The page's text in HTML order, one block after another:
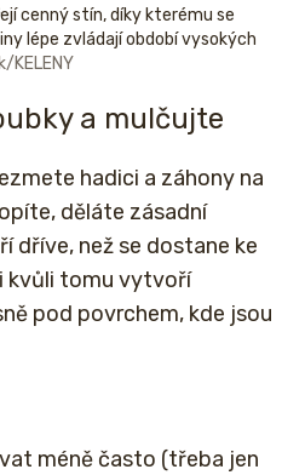
cenný stín, díky kterému se
lépe zvládají období vysokých
a mulčujte
hadici a záhony na
děláte zásadní
dříve, než se dostane ke
kvůli tomu vytvoří
pod povrchem, kde jsou
méně často (třeba jen